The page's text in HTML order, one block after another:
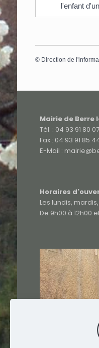
l'enfant
© Direction de
Mairie de Berre
Tél. : 04 93 91 80 07
Fax : 04 93 91 85
E-Mail :
Horaires
Les lundis,
De 9h00 à 12h00